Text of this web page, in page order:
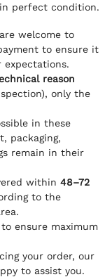
perfect condition.
welcome to
to ensure it
reason
only the
in these
packaging,
remain in their
within 48–72
to the
ensure maximum
your order, our
to assist you.